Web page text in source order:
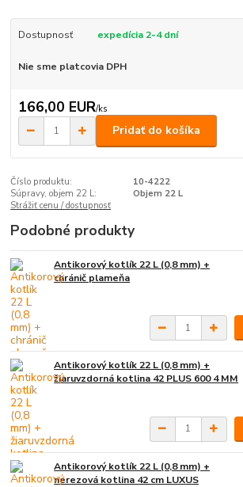
Dostupnosť expedícia 2-4 dní
Nie sme platcovia DPH
166,00 EUR/ks
Pridať do košíka
Číslo produktu:
10-4222
Súpravy, objem 22 L:
Objem 22 L
Strážiť cenu / dostupnosť
Podobné produkty
Antikorový kotlík 22 L (0,8 mm) +
chránič plameňa
Antikorový kotlík 22 L (0,8 mm) +
žiaruvzdorná kotlina 42 PLUS 600 4 MM
Antikorový kotlík 22 L (0,8 mm) +
nerezová kotlina 42 cm LUXUS